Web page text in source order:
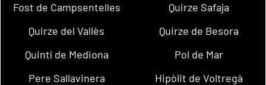
Fost de Campsentelles
Quirze Safaja
Quirze del Vallès
Quirze de Besora
Quintí de Mediona
Pol de Mar
Pere Sallavinera
Hipòlit de Voltregà